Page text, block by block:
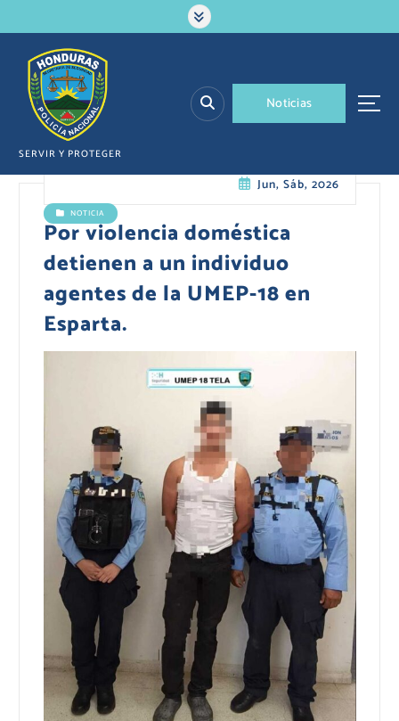
a
SERVIR Y PROTEGER
Noticias
Jun, Sáb, 2026
NOTICIA
Por violencia doméstica
detienen a un individuo
agentes de la UMEP-18 en
Esparta.